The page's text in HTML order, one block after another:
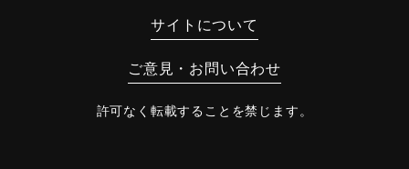
サイトについて
ご意見・お問い合わせ
許可なく転載することを禁じます。